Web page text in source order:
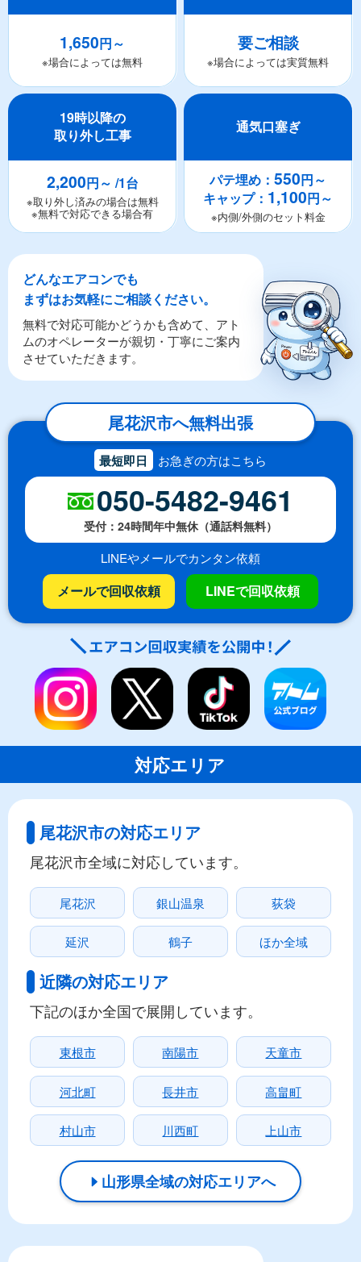
1,650円～
※場合によっては無料
要ご相談
※場合によっては実質無料
19時以降の
取り外し工事
2,200円～ /1台
※取り外し済みの場合は無料
※無料で対応できる場合有
通気口塞ぎ
パテ埋め：550円～
キャップ： 1,100円～
※内側/外側のセット料金
どんなエアコンでも
まずはお気軽にご相談ください。
無料で対応可能かどうかも含めて、アト
ムのオペレーターが親切・丁寧にご案内
させていただきます。
尾花沢市へ無料出張
最短即日 お急ぎの方はこちら
050-5482-9461
受付：24時間年中無休（通話料無料）
LINEやメールでカンタン依頼
メールで回収依頼 LINEで回収依頼
対応エリア
尾花沢市の対応エリア
尾花沢市全域に対応しています。
尾花沢 銀山温泉 荻袋
延沢 鶴子 ほか全域
近隣の対応エリア
下記のほか全国で展開しています。
東根市 南陽市 天童市
河北町 長井市 高畠町
村山市 川西町 上山市
山形県全域の対応エリアへ